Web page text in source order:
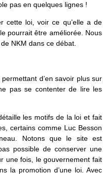
pas en quelques lignes !
cette loi, voir ce qu’elle a de
pourrait être améliorée. Nous
NKM dans ce débat.
d’en savoir plus sur
pas se contenter de lire les
les motifs de la loi et fait
certains comme Luc Besson
Notons que le site est
possible de conserver une
une fois, le gouvernement fait
la promotion d’une loi. Avec